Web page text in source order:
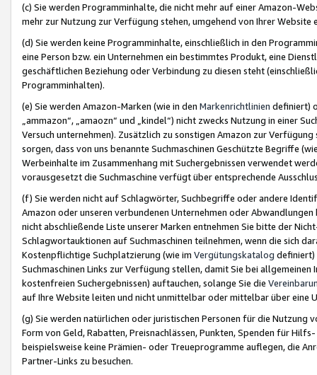
(c) Sie werden Programminhalte, die nicht mehr auf einer Amazon-
mehr zur Nutzung zur Verfügung stehen, umgehend von Ihrer
(d) Sie werden keine Programminhalte, einschließlich in den
eine Person bzw. ein Unternehmen ein bestimmtes Produkt, eine
geschäftlichen Beziehung oder Verbindung zu diesen steht
Programminhalten).
(e) Sie werden Amazon-Marken (wie in den Markenrichtlinien definiert)
„ammazon“, „amaozn“ und „kindel“) nicht zwecks Nutzung in einer
Versuch unternehmen). Zusätzlich zu sonstigen Amazon zur
sorgen, dass von uns benannte Suchmaschinen Geschützte Begriffe
Werbeinhalte im Zusammenhang mit Suchergebnissen verwendet
vorausgesetzt die Suchmaschine verfügt über entsprechende
(f) Sie werden nicht auf Schlagwörter, Suchbegriffe oder andere
Amazon oder unseren verbundenen Unternehmen oder
nicht abschließende Liste unserer Marken entnehmen Sie bitte der
Schlagwortauktionen auf Suchmaschinen teilnehmen, wenn die sich
Kostenpflichtige Suchplatzierung (wie im Vergütungskatalog definiert)
Suchmaschinen Links zur Verfügung stellen, damit Sie bei
kostenfreien Suchergebnissen) auftauchen, solange Sie die
auf Ihre Website leiten und nicht unmittelbar oder mittelbar über eine
(g) Sie werden natürlichen oder juristischen Personen für die Nutzung
Form von Geld, Rabatten, Preisnachlässen, Punkten, Spenden für
beispielsweise keine Prämien- oder Treueprogramme auflegen, die
Partner-Links zu besuchen.